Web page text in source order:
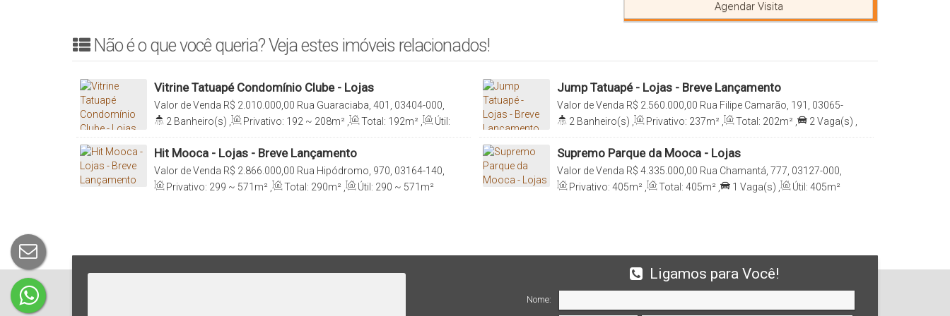
Agendar Visita
Não é o que você queria? Veja estes imóveis relacionados!
Vitrine Tatuapé Condomínio Clube - Lojas
R$ 2.010.000,00
Valor de Venda
Rua Guaraciaba, 401, 03404-000,
Tatuapé, São Paulo, São Paulo, Brasil
2 Banheiro(s) Privativo: 192 ~ 208m² Total: 192m²
Útil:
Jump Tatuapé - Lojas - Breve Lançamento
R$ 2.560.000,00
Valor de Venda
Rua Filipe Camarão, 191, 03065-
000, Tatuapé, São Paulo, São Paulo, Brasil
2 Banheiro(s) Privativo: 237m² Total: 202m² 2 Vaga(s)
Hit Mooca - Lojas - Breve Lançamento
R$ 2.866.000,00
Valor de Venda
Rua Hipódromo, 970, 03164-140,
Mooca, São Paulo, São Paulo, Brasil
Privativo: 299 ~ 571m² Total: 290m² Útil: 290 ~ 571m²
Supremo Parque da Mooca - Lojas
R$ 4.335.000,00
Valor de Venda
Rua Chamantá, 777, 03127-000,
Mooca, São Paulo, São Paulo, Brasil
Privativo: 405m² Total: 405m² 1 Vaga(s) Útil: 405m²
Ligamos para Você!
Nome: